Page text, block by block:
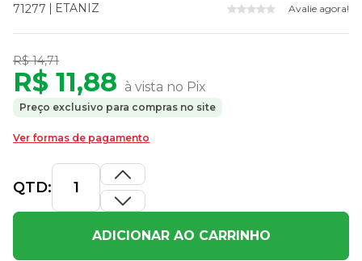
71277 ETANIZ Avalie agora!
R$ 14,71
R$ 11,88 à vista no Pix
Preço exclusivo para compras no site
Ver formas de pagamento
QTD:
ADICIONAR AO CARRINHO